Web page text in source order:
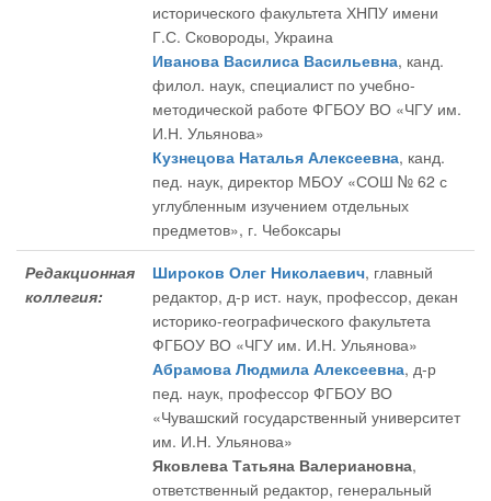
исторического факультета ХНПУ имени
Г.С. Сковороды, Украина
Иванова Василиса Васильевна, канд.
филол. наук, специалист по учебно-
методической работе ФГБОУ ВО «ЧГУ им.
И.Н. Ульянова»
Кузнецова Наталья Алексеевна, канд.
пед. наук, директор МБОУ «СОШ № 62 с
углубленным изучением отдельных
предметов», г. Чебоксары
Редакционная
коллегия:
Широков Олег Николаевич, главный
редактор, д-р ист. наук, профессор, декан
историко-географического факультета
ФГБОУ ВО «ЧГУ им. И.Н. Ульянова»
Абрамова Людмила Алексеевна, д-р
пед. наук, профессор ФГБОУ ВО
«Чувашский государственный университет
им. И.Н. Ульянова»
Яковлева Татьяна Валериановна,
ответственный редактор, генеральный